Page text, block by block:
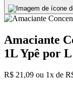
Amaciante
1L Ypê por
R$ 21,09 ou 1x de